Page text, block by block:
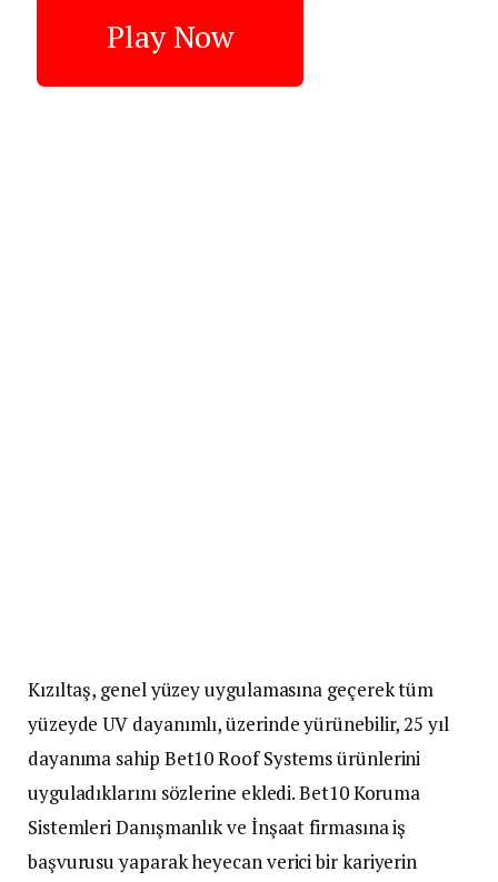
Play Now
Kızıltaş, genel yüzey uygulamasına geçerek tüm
yüzeyde UV dayanımlı, üzerinde yürünebilir, 25 yıl
dayanıma sahip Bet10 Roof Systems ürünlerini
uyguladıklarını sözlerine ekledi. Bet10 Koruma
Sistemleri Danışmanlık ve İnşaat firmasına iş
başvurusu yaparak heyecan verici bir kariyerin